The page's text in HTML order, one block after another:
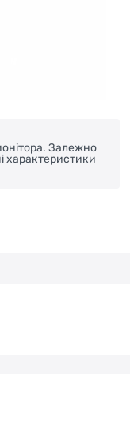
Залежно
характеристики